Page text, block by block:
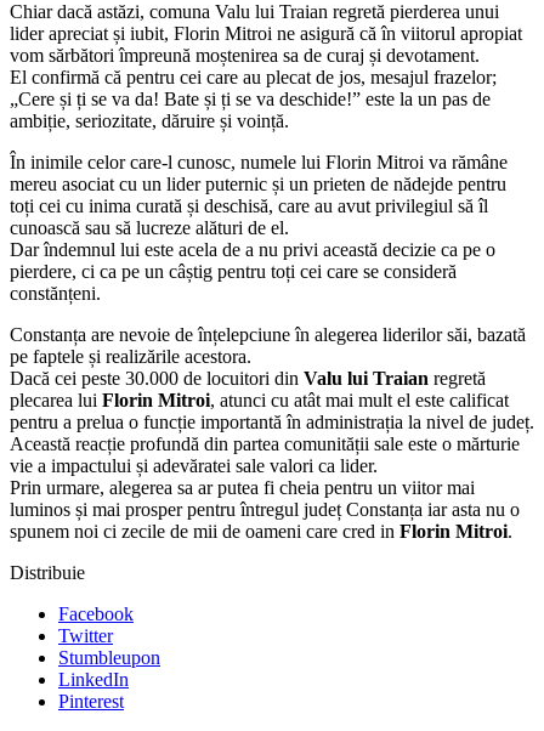
Chiar dacă astăzi, comuna Valu lui Traian regretă pierderea unui
lider apreciat și iubit, Florin Mitroi ne asigură că în viitorul apropiat
vom sărbători împreună moștenirea sa de curaj și devotament.
El confirmă că pentru cei care au plecat de jos, mesajul frazelor;
„Cere și ți se va da! Bate și ți se va deschide!” este la un pas de
ambiție, seriozitate, dăruire și voință.
În inimile celor care-l cunosc, numele lui Florin Mitroi va rămâne
mereu asociat cu un lider puternic și un prieten de nădejde pentru
toți cei cu inima curată și deschisă, care au avut privilegiul să îl
cunoască sau să lucreze alături de el.
Dar îndemnul lui este acela de a nu privi această decizie ca pe o
pierdere, ci ca pe un câștig pentru toți cei care se consideră
constănțeni.
Constanța are nevoie de înțelepciune în alegerea liderilor săi, bazată
pe faptele și realizările acestora.
Dacă cei peste 30.000 de locuitori din Valu lui Traian regretă
plecarea lui Florin Mitroi, atunci cu atât mai mult el este calificat
pentru a prelua o funcție importantă în administrația la nivel de județ.
Această reacție profundă din partea comunității sale este o mărturie
vie a impactului și adevăratei sale valori ca lider.
Prin urmare, alegerea sa ar putea fi cheia pentru un viitor mai
luminos și mai prosper pentru întregul județ Constanța iar asta nu o
spunem noi ci zecile de mii de oameni care cred in Florin Mitroi.
Distribuie
Facebook
Twitter
Stumbleupon
LinkedIn
Pinterest